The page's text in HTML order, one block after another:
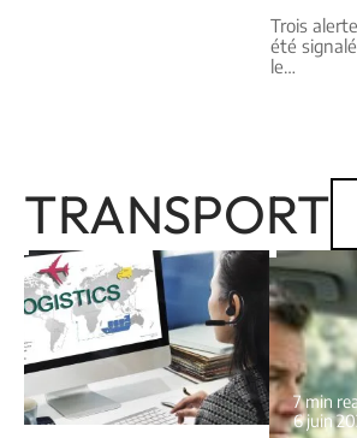
Trois
été
le
TRANSPORT
7 min
6 juin